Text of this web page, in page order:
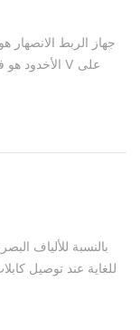
جهاز الربط الانصهار
بالنسبة للألياف
للغاية عند توصيل